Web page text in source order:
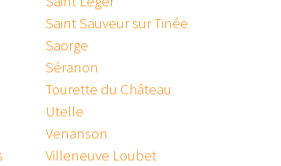
Saint Sauveur sur Tinée
Saorge
Séranon
Tourette du Château
Utelle
Venanson
Villeneuve Loubet